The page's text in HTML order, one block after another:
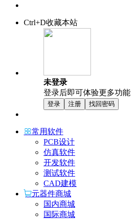
Ctrl+D收藏本站
未登录
登录后即可体验更多功能
登录 注册 找回密码
常用软件
PCB设计
仿真软件
开发软件
测试软件
CAD建模
元器件商城
国内商城
国际商城